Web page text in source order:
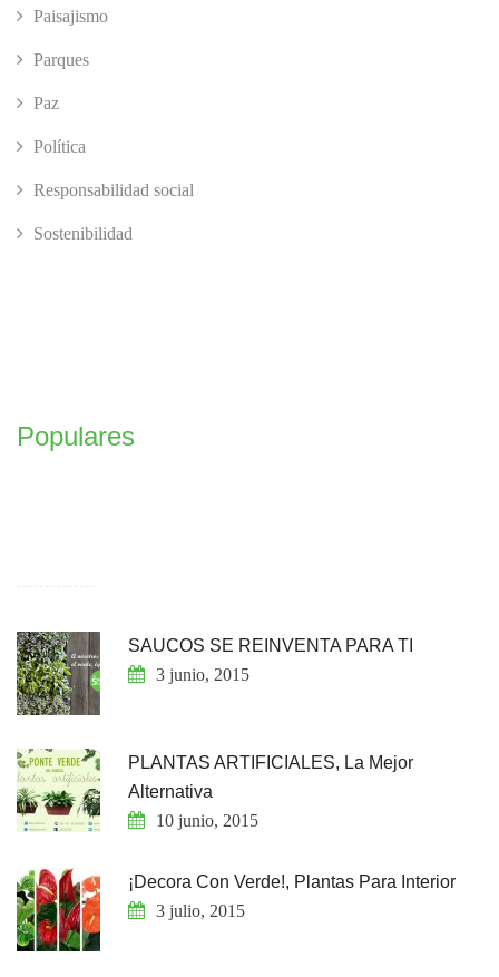
Paisajismo
Parques
Paz
Política
Responsabilidad social
Sostenibilidad
Populares
SAUCOS SE REINVENTA PARA TI
3 junio, 2015
PLANTAS ARTIFICIALES, La Mejor
Alternativa
10 junio, 2015
¡Decora Con Verde!, Plantas Para Interior
3 julio, 2015